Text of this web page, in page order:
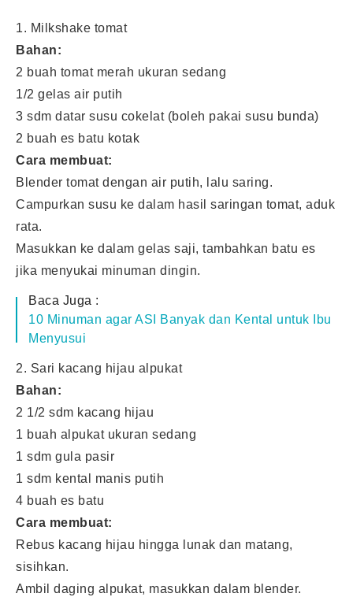
1. Milkshake tomat
Bahan:
2 buah tomat merah ukuran sedang
1/2 gelas air putih
3 sdm datar susu cokelat (boleh pakai susu bunda)
2 buah es batu kotak
Cara membuat:
Blender tomat dengan air putih, lalu saring.
Campurkan susu ke dalam hasil saringan tomat, aduk
rata.
Masukkan ke dalam gelas saji, tambahkan batu es
jika menyukai minuman dingin.
Baca Juga :
10 Minuman agar ASI Banyak dan Kental untuk Ibu
Menyusui
2. Sari kacang hijau alpukat
Bahan:
2 1/2 sdm kacang hijau
1 buah alpukat ukuran sedang
1 sdm gula pasir
1 sdm kental manis putih
4 buah es batu
Cara membuat:
Rebus kacang hijau hingga lunak dan matang,
sisihkan.
Ambil daging alpukat, masukkan dalam blender.